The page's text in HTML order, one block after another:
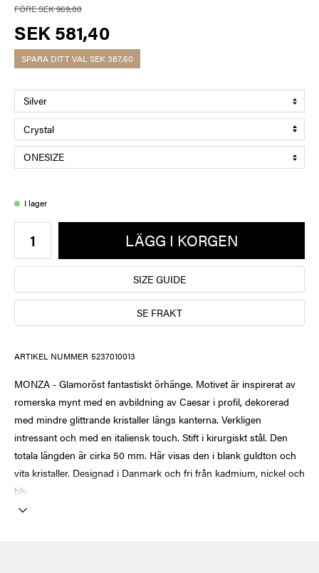
FÖRE SEK 969,00
SEK 581,40
SPARA DITT VALSEK 387,60
I lager
LÄGG I KORGEN
SIZE GUIDE
SE FRAKT
ARTIKEL NUMMER 5237010013
MONZA - Glamoröst fantastiskt örhänge. Motivet är inspirerat av
romerska mynt med en avbildning av Caesar i profil, dekorerad
med mindre glittrande kristaller längs kanterna. Verkligen
intressant och med en italiensk touch. Stift i kirurgiskt stål. Den
totala längden är cirka 50 mm. Här visas den i blank guldton och
vita kristaller. Designad i Danmark och fri från kadmium, nickel och
bly.